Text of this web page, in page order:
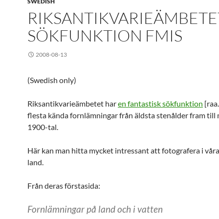
SÖKFUNKTION FMIS
2008-08-13
(Swedish only)
Riksantikvarieämbetet haren fantastisk sökfunktion
flesta kända fornlämningar från äldsta stenålder fram till
1900-tal.
Här kan man hitta mycket intressant att fotografera i
land.
Från deras förstasida:
Fornlämningar på land och i vatten